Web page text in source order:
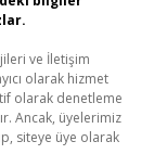
ve İletişim
olarak hizmet
olarak denetleme
Ancak, üyelerimiz
siteye üye olarak